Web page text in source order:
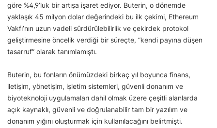
göre %4,9’luk bir artışa işaret ediyor. Buterin, o dönemde
yaklaşık 45 milyon dolar değerindeki bu ilk çekimi, Ethereum
Vakfı’nın uzun vadeli sürdürülebilirlik ve çekirdek protokol
geliştirmesine öncelik verdiği bir süreçte, “kendi payına düşen
tasarruf” olarak tanımlamıştı.
Buterin, bu fonların önümüzdeki birkaç yıl boyunca finans,
iletişim, yönetişim, işletim sistemleri, güvenli donanım ve
biyoteknoloji uygulamaları dahil olmak üzere çeşitli alanlarda
açık kaynaklı, güvenli ve doğrulanabilir tam bir yazılım ve
donanım yığını oluşturmak için kullanılacağını belirtmişti.